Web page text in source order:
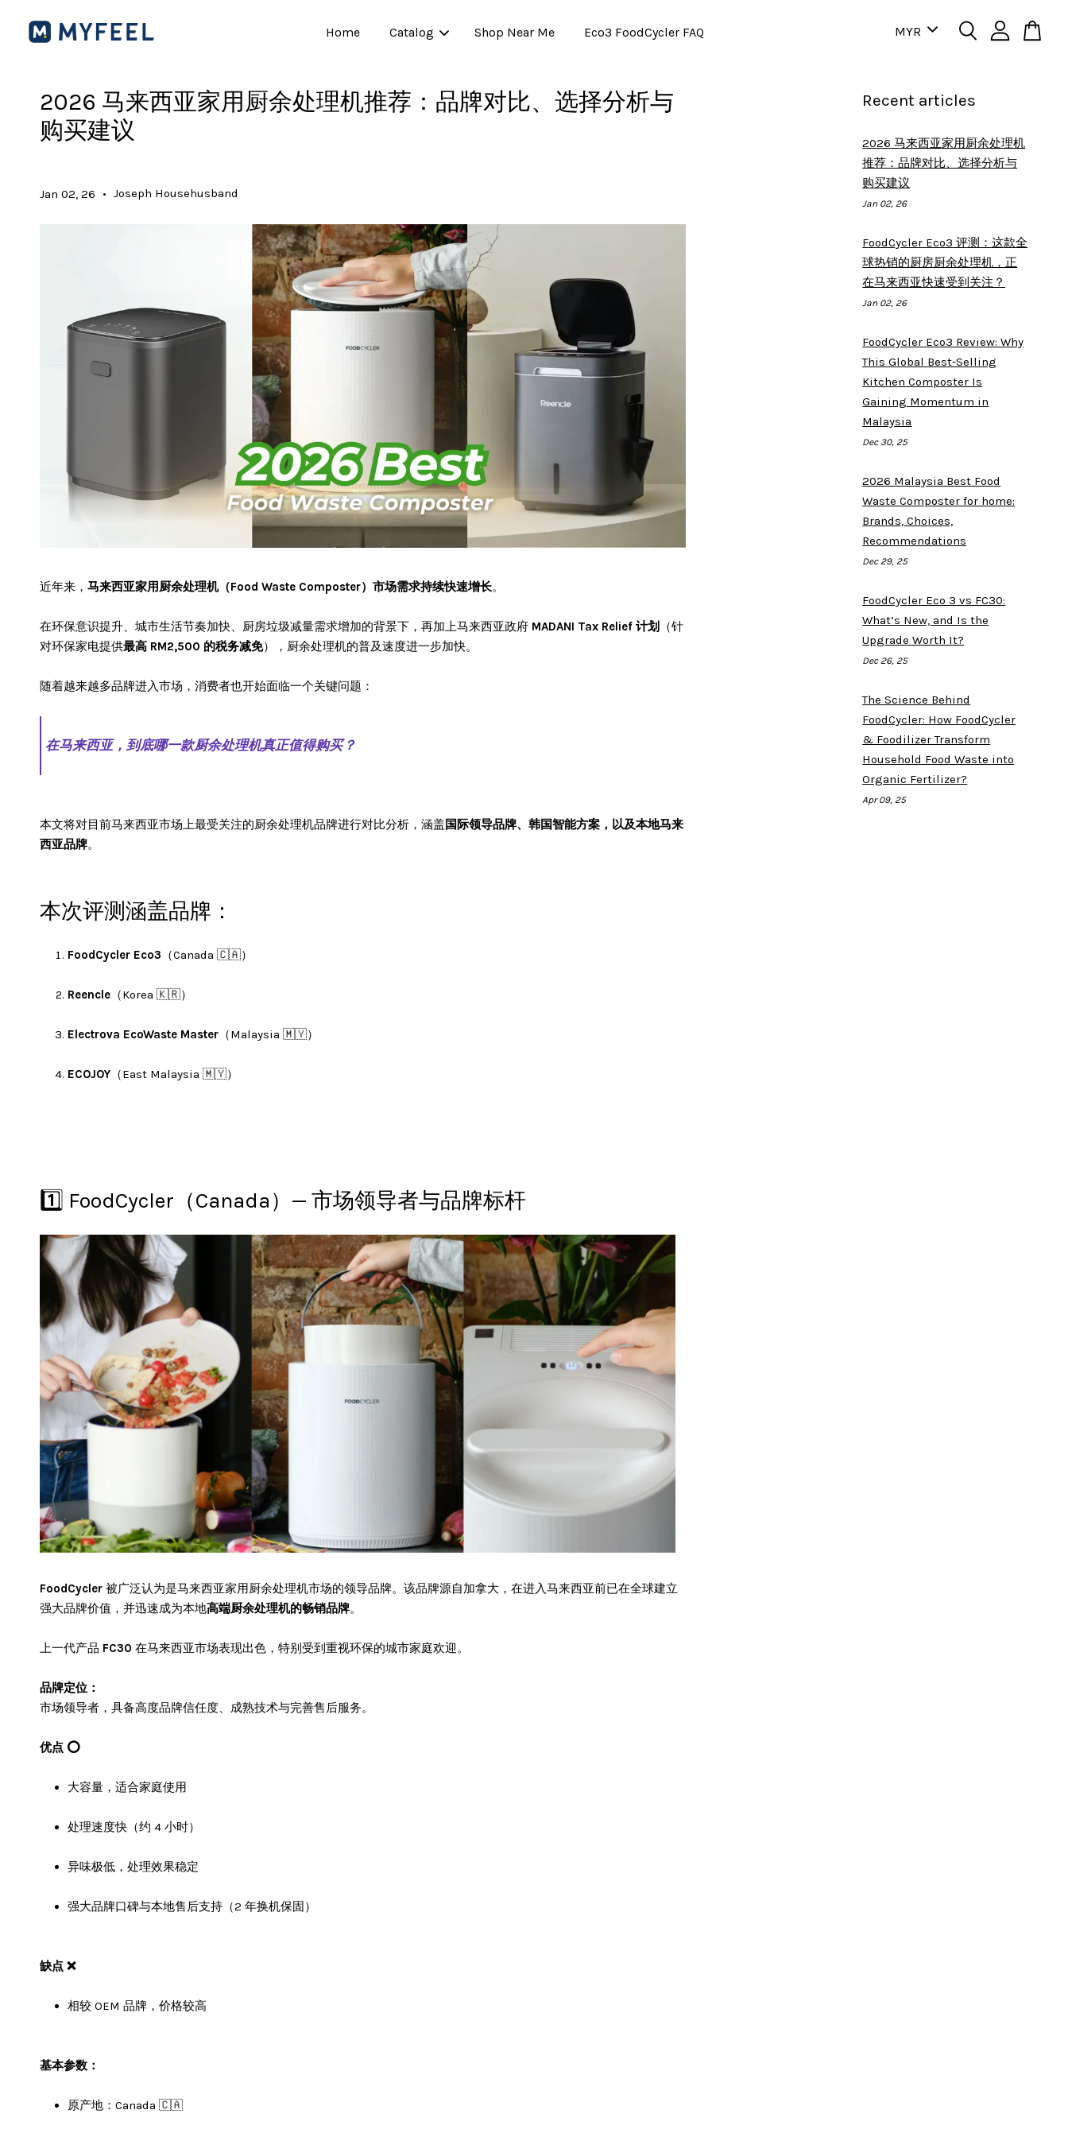
Home Catalog Shop Near Me Eco3 FoodCycler FAQ
2026 马来西亚家用厨余处理机推荐：品牌对比、选择分析与
购买建议
Jan 02, 26 • Joseph Househusband
近年来， 马来西亚家用厨余处理机（Food Waste Composter）市场需求持续快速增长。
在环保意识提升、城市生活节奏加快、厨房垃圾减量需求增加的背景下，再加上马来西亚政府 MADANI Tax Relief 计划
（针
对环保家电提供最高 RM2,500 的税务减免），厨余处理机的普及速度进一步加快。
随着越来越多品牌进入市场，消费者也开始面临一个关键问题：
在马来西亚，到底哪一款厨余处理机真正值得购买？
本文将对目前马来西亚市场上最受关注的厨余处理机品牌进行对比分析，涵盖国际领导品牌、韩国智能方案，以及本地马来
西亚品牌。
本次评测涵盖品牌：
FoodCycler Eco3 （Canada 🇨🇦）
Reencle （Korea 🇰🇷）
Electrova EcoWaste Master （Malaysia 🇲🇾）
ECOJOY （East Malaysia 🇲🇾）
1️⃣ FoodCycler（Canada）— 市场领导者与品牌标杆
FoodCycler 被广泛认为是马来西亚家用厨余处理机市场的领导品牌。该品牌源自加拿大，在进入马来西亚前已在全球建立
强大品牌价值，并迅速成为本地高端厨余处理机的畅销品牌。
上一代产品 FC30 在马来西亚市场表现出色，特别受到重视环保的城市家庭欢迎。
品牌定位：
市场领导者，具备高度品牌信任度、成熟技术与完善售后服务。
优点 ⭕
大容量，适合家庭使用
处理速度快（约 4 小时）
异味极低，处理效果稳定
强大品牌口碑与本地售后支持（2 年换机保固）
缺点 ❌
相较 OEM 品牌，价格较高
基本参数：
原产地：Canada 🇨🇦
Recent articles
2026 马来西亚家用厨余处理机
推荐：品牌对比、选择分析与
购买建议
Jan 02, 26
FoodCycler Eco3 评测：这款全
球热销的厨房厨余处理机，正
在马来西亚快速受到关注？
Jan 02, 26
FoodCycler Eco3 Review: Why
This Global Best-Selling
Kitchen Composter Is
Gaining Momentum in
Malaysia
Dec 30, 25
2026 Malaysia Best Food
Waste Composter for home:
Brands, Choices,
Recommendations
Dec 29, 25
FoodCycler Eco 3 vs FC30:
What’s New, and Is the
Upgrade Worth It?
Dec 26, 25
The Science Behind
FoodCycler: How FoodCycler
& Foodilizer Transform
Household Food Waste into
Organic Fertilizer?
Apr 09, 25